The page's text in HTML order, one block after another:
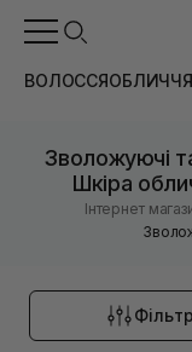
ВОЛОССЯОБЛИЧЧЯ
Зволожуючі
Шкіра
Інтернет
Фільтр